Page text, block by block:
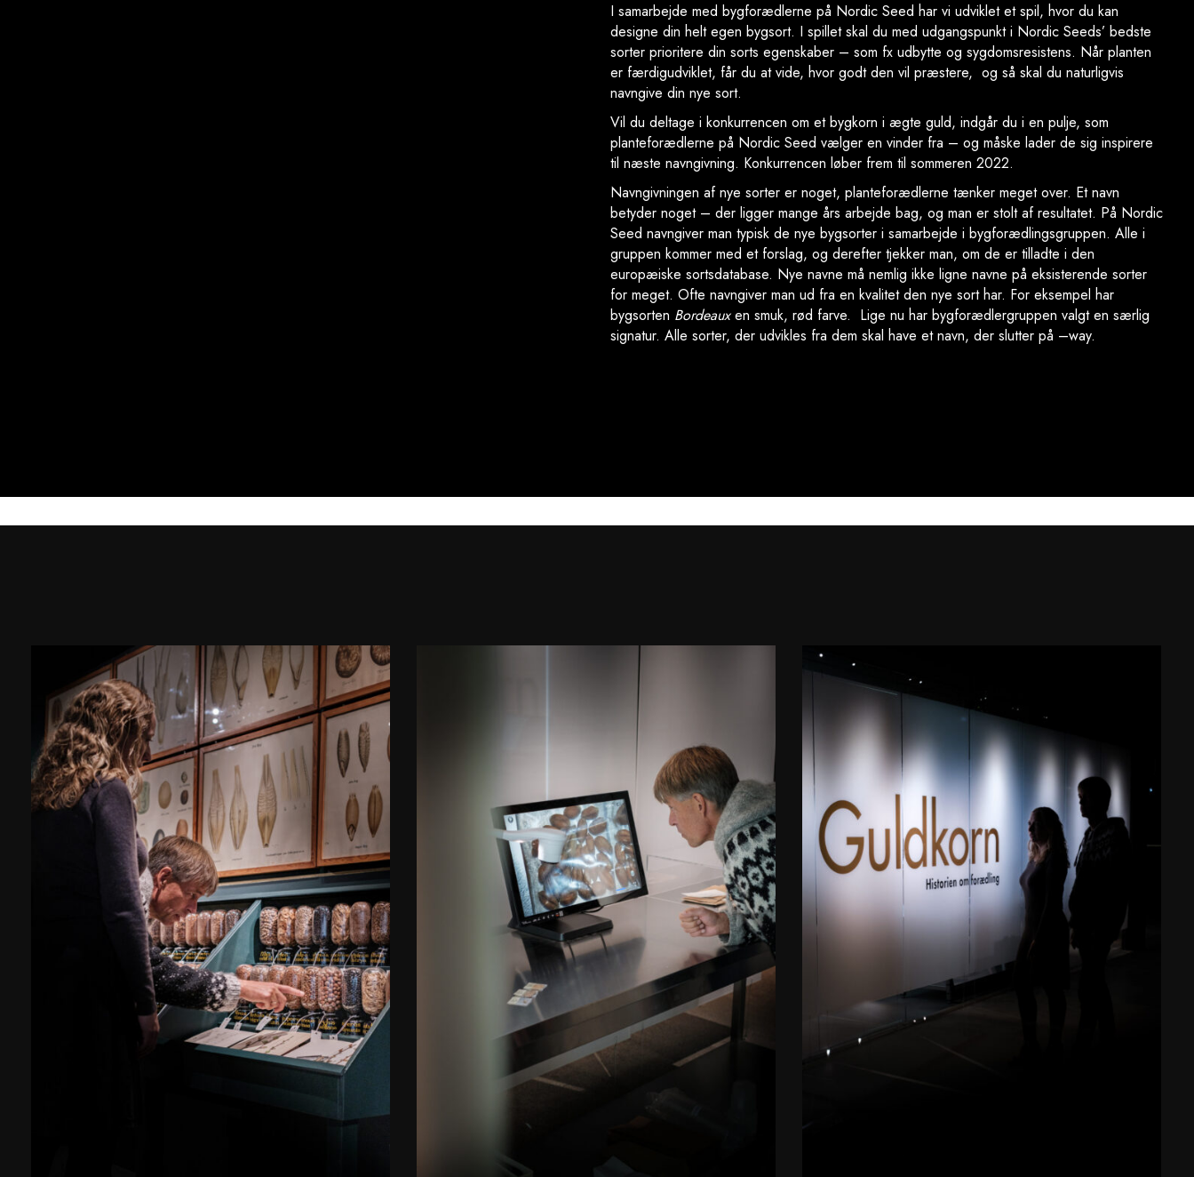
I samarbejde med bygforædlerne på Nordic Seed har vi udviklet et spil, hvor du kan
designe din helt egen bygsort. I spillet skal du med udgangspunkt i Nordic Seeds’ bedste
sorter prioritere din sorts egenskaber – som fx udbytte og sygdomsresistens. Når planten
er færdigudviklet, får du at vide, hvor godt den vil præstere, og så skal du naturligvis
navngive din nye sort.
Vil du deltage i konkurrencen om et bygkorn i ægte guld, indgår du i en pulje, som
planteforædlerne på Nordic Seed vælger en vinder fra – og måske lader de sig inspirere
til næste navngivning. Konkurrencen løber frem til sommeren 2022.
Navngivningen af nye sorter er noget, planteforædlerne tænker meget over. Et navn
betyder noget – der ligger mange års arbejde bag, og man er stolt af resultatet. På Nordic
Seed navngiver man typisk de nye bygsorter i samarbejde i bygforædlingsgruppen. Alle i
gruppen kommer med et forslag, og derefter tjekker man, om de er tilladte i den
europæiske sortsdatabase. Nye navne må nemlig ikke ligne navne på eksisterende sorter
for meget. Ofte navngiver man ud fra en kvalitet den nye sort har. For eksempel har
bygsorten Bordeauxen smuk, rød farve. Lige nu har bygforædlergruppen valgt en særlig
signatur. Alle sorter, der udvikles fra dem skal have et navn, der slutter på –way.